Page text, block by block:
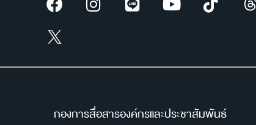
กองการสื่อสารองค์กรและประชาสัมพันธ์